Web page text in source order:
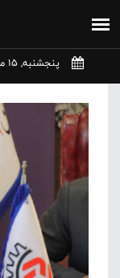
پنجشنبه, 15 مرداد 1405